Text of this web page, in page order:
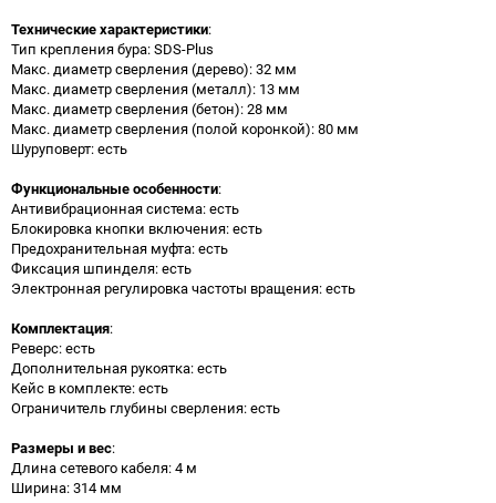
Технические характеристики:
Тип крепления бура: SDS-Plus
Макс. диаметр сверления (дерево): 32 мм
Макс. диаметр сверления (металл): 13 мм
Макс. диаметр сверления (бетон): 28 мм
Макс. диаметр сверления (полой коронкой): 80 мм
Шуруповерт: есть
Функциональные особенности:
Антивибрационная система: есть
Блокировка кнопки включения: есть
Предохранительная муфта: есть
Фиксация шпинделя: есть
Электронная регулировка частоты вращения: есть
Комплектация:
Реверс: есть
Дополнительная рукоятка: есть
Кейс в комплекте: есть
Ограничитель глубины сверления: есть
Размеры и вес:
Длина сетевого кабеля: 4 м
Ширина: 314 мм